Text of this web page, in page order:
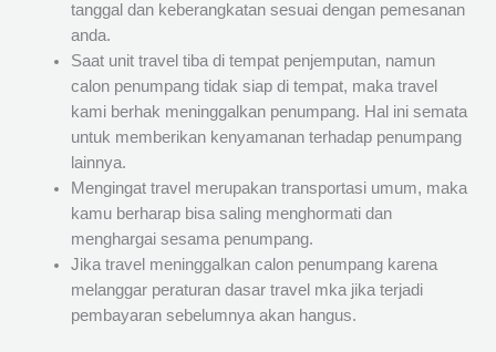
tanggal dan keberangkatan sesuai dengan pemesanan
anda.
Saat unit travel tiba di tempat penjemputan, namun
calon penumpang tidak siap di tempat, maka travel
kami berhak meninggalkan penumpang. Hal ini semata
untuk memberikan kenyamanan terhadap penumpang
lainnya.
Mengingat travel merupakan transportasi umum, maka
kamu berharap bisa saling menghormati dan
menghargai sesama penumpang.
Jika travel meninggalkan calon penumpang karena
melanggar peraturan dasar travel mka jika terjadi
pembayaran sebelumnya akan hangus.